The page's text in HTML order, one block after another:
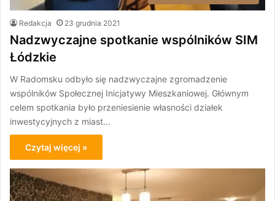
Redakcja 23 grudnia 2021
Nadzwyczajne spotkanie wspólników SIM
Łódzkie
W Radomsku odbyło się nadzwyczajne zgromadzenie
wspólników Społecznej Inicjatywy Mieszkaniowej. Głównym
celem spotkania było przeniesienie własności działek
inwestycyjnych z miast…
Czytaj więcej »